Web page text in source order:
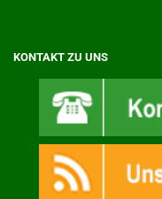
KONTAKT ZU UNS